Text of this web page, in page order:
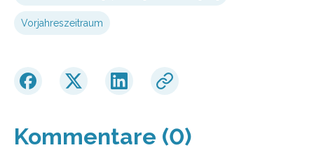
Vorjahreszeitraum
Kommentare (0)